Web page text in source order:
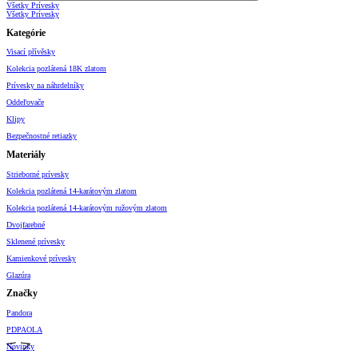
Všetky Prívesky
Všetky Prívesky
Kategórie
Visací přívěsky
Kolekcia pozlátená 18K zlatom
Prívesky na náhrdelníky
Oddeľovače
Klipy
Bezpečnostné retiazky
Materiály
Strieborné prívesky
Kolekcia pozlátená 14-karátovým zlatom
Kolekcia pozlátená 14-karátovým ružovým zlatom
Dvojfarebné
Sklenené prívesky
Kamienkové prívesky
Glazúra
Značky
Pandora
PDPAOLA
Novinky